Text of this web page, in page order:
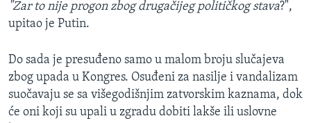
"Zar to nije progon zbog drugačijeg političkog stava?",
upitao je Putin.
Do sada je presuđeno samo u malom broju slučajeva
zbog upada u Kongres. Osuđeni za nasilje i vandalizam
suočavaju se sa višegodišnjim zatvorskim kaznama, dok
će oni koji su upali u zgradu dobiti lakše ili uslovne